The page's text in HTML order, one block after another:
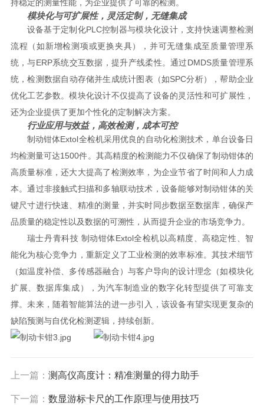
持稳定的测量性能，为企业提供了可靠的检测。
模块化与可扩展性，灵活定制，无缝集成
设备基于定制化PLC控制器与模块化设计，支持快速调整检测
流程（如新增检测项或更换夹具），并可无缝集成至质量管理系
统，与ERP系统交互数据，提升产线柔性。通过DMDS质量管理系
统，检测数据自动存储并生成统计图表（如SPC分析），帮助企业
优化工艺参数。模块化设计不仅提高了设备的灵活性和可扩展性，
还为企业提供了更加个性化的定制解决方案。
行业应用与效益，高效检测，成本可控
制动钳体Extol全检机采用优良的自动化检测技术，单台设备日
均检测量可达1500件。其高精度的检测能力不仅确保了制动钳体的
高质量标准，还大大提高了检测效率，为企业节省了时间和人力成
本。通过非接触式扫描和多轴联动技术，设备能够对制动钳体的关
键尺寸进行快速、精准的测量，并实时同步数据至数据库，确保产
品质量的稳定性以及数据的可溯性，从而提升企业的市场竞争力。
瑞士丹青科技 制动钳体Extol全检机以高精度、高稳定性、智
能化为核心竞争力，重新定义了工业检测的效率标准。其技术细节
（如温度补偿、多传感器融合）与客户导向的设计理念（如模块化
扩展、数据库集成），为汽车制造业的数字化转型提供了可靠支
撑。未来，随着智能算法的进一步引入，该设备有望实现更复杂的
缺陷预测与自优化检测逻辑，持续创新。
上一篇： 测高仪高度计：精准测量的得力助手
下一篇： 数显游标卡尺的工作原理与使用技巧